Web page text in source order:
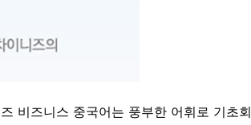
비즈니스 중국어는 풍부한 어휘로 기초회